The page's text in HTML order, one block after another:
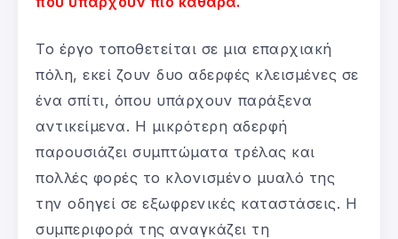
Το έργο τοποθετείται σε μια επαρχιακή
πόλη, εκεί ζουν δυο αδερφές κλεισμένες σε
ένα σπίτι, όπου υπάρχουν παράξενα
αντικείμενα. Η μικρότερη αδερφή
παρουσιάζει συμπτώματα τρέλας και
πολλές φορές το κλονισμένο μυαλό της
την οδηγεί σε εξωφρενικές καταστάσεις. Η
συμπεριφορά της αναγκάζει τη